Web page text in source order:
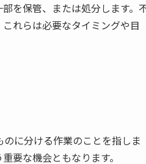
を保管、または処分します。
れらは必要なタイミングや目
に分ける作業のことを指しま
要な機会ともなります。